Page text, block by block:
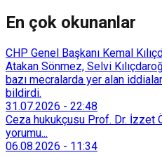
En çok okunanlar
CHP Genel Başkanı Kemal
Atakan Sönmez, Selvi
bazı mecralarda yer alan
bildirdi.
31.07.2026 - 22:48
Ceza hukukçusu Prof. Dr. İzzet
yorumu...
06.08.2026 - 11:34